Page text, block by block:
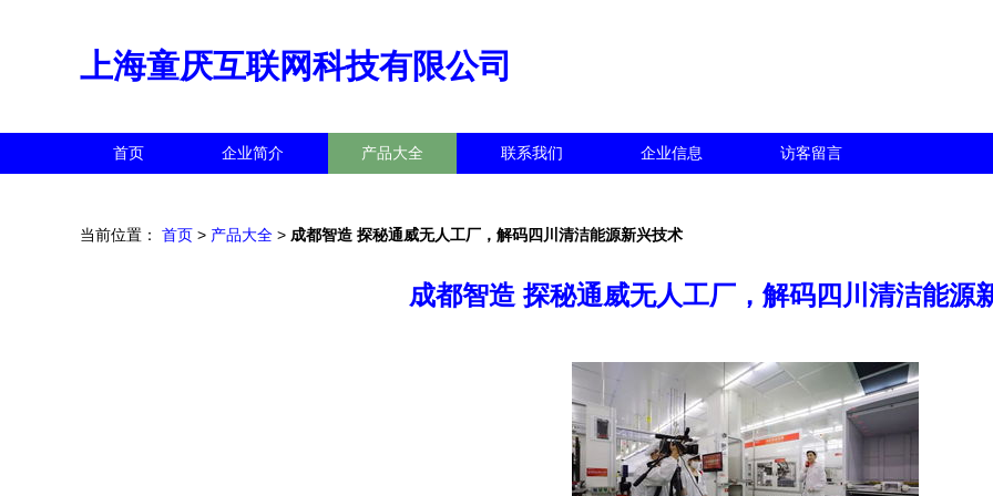
上海童厌互联网科技有限公司
首页 企业简介 产品大全 联系我们 企业信息 访客留言
当前位置： 首页 > 产品大全 > 成都智造 探秘通威无人工厂，解码四川清洁能源新兴技术
成都智造 探秘通威无人工厂，解码四川清洁能源